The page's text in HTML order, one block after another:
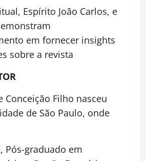
Espírito João Carlos, e
em fornecer insights
sobre a revista
Conceição Filho nasceu
de São Paulo, onde
Pós-graduado em